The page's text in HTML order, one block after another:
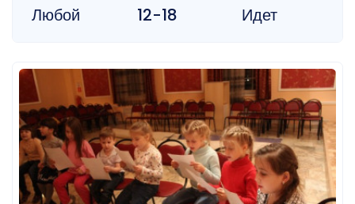
Любой 12-18 Идет